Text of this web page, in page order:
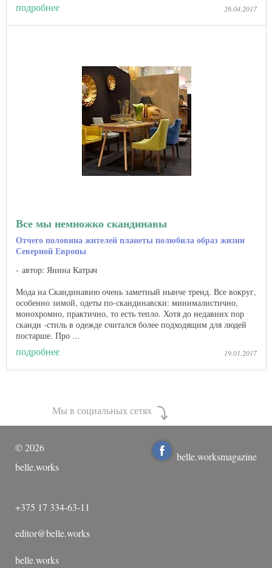
подробнее 26.04.2017
Все мы немножко скандинавы
Отчего половина жителей планеты полюбила образ жизни
Северной Европы
автор: Янина Катрач
Мода на Скандинавию очень заметный нынче тренд. Все вокруг,
особенно зимой, одеты по-скандинавски: минималистично,
монохромно, практично, то есть тепло. Хотя до недавних пор
сканди -стиль в одежде считался более подходящим для людей
постарше. Про ...
подробнее 19.01.2017
©2026
belle.works
+375 17 334-63-11
editor@belle.works
belle.works
Мы в социальных сетях
belle.worksmagazine